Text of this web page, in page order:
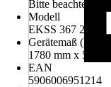
Bitte beachte die
Modell
EKSS 367 210
Gerätemaß
1780 mm x 560
EAN
5906006951214